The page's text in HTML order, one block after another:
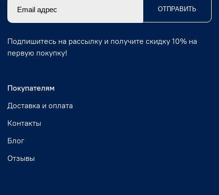
Покупателям
Доставка и оплата
Контакты
Блог
Отзывы
ОТПРАВИТЬ
Подпишитесь на рассылку и получите скидку 10% на
первую покупку!